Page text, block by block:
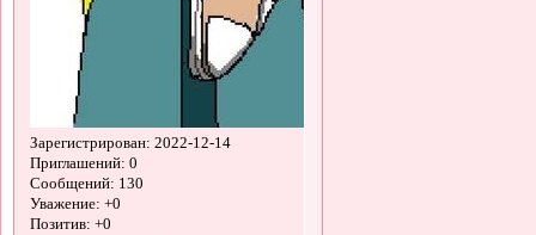
Зарегистрирован: 2022-12-14
Приглашений: 0
Сообщений: 130
Уважение: +0
Позитив: +0